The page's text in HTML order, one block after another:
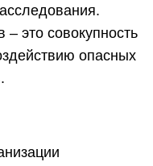
это совокупность
опасных